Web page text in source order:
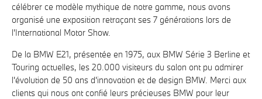
célébrer ce modèle mythique de notre gamme, nous avons
organisé une exposition retraçant ses 7 générations lors de
l'International Motor Show.
De la BMW E21, présentée en 1975, aux BMW Série 3 Berline et
Touring actuelles, les 20.000 visiteurs du salon ont pu admirer
l'évolution de 50 ans d'innovation et de design BMW. Merci aux
clients qui nous ont confié leurs précieuses BMW pour leur